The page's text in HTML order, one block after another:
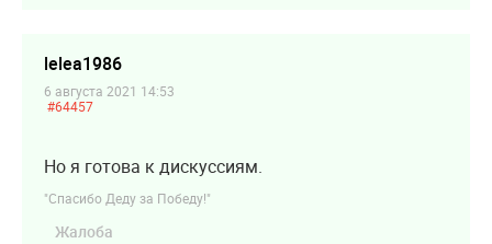
lelea1986
6 августа 2021 14:53
#64457
Но я готова к дискуссиям.
"Спасибо Деду за Победу!"
Жалоба